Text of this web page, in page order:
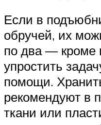
Если в
обручей, их
по два — кроме
упростить
помощи.
рекомендуют в
ткани или